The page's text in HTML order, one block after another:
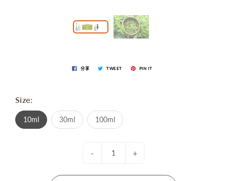
分享 TWEET PIN IT
Size:
10ml 30ml 100ml
- +